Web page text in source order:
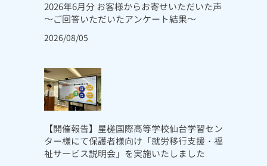
2026年6月分 お客様からお寄せいただいた声
～ご回答いただいたアンケート結果～
2026/08/05
【開催報告】星槎国際高等学校仙台学習セン
ター様にて保護者様向け「就労移行支援・福
祉サービス説明会」を実施いたしました